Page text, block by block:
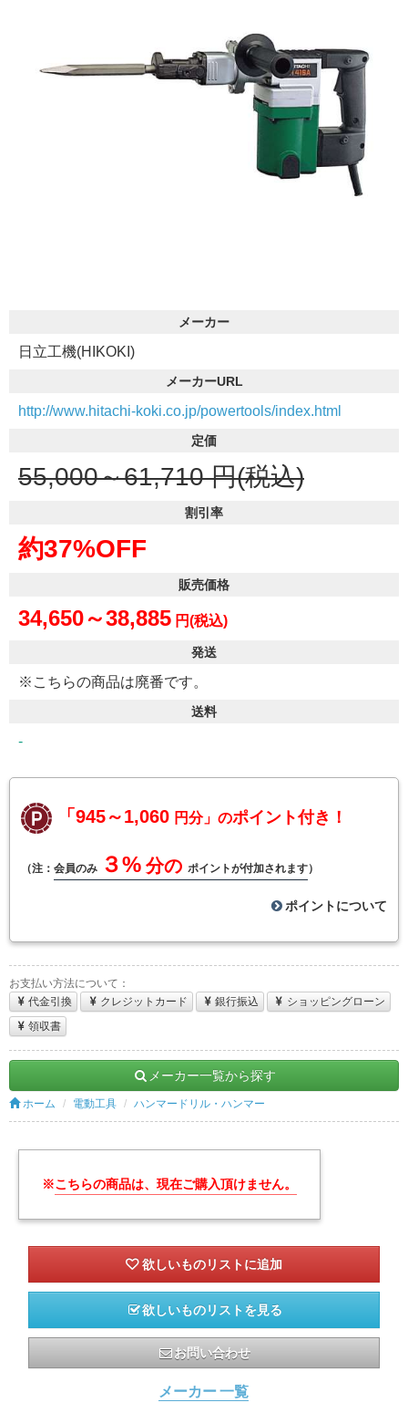
メーカー
日立工機(HIKOKI)
メーカーURL
http://www.hitachi-koki.co.jp/powertools/index.html
定価
55,000～61,710 円(税込)
割引率
約37%OFF
販売価格
34,650～38,885 円(税込)
発送
※こちらの商品は廃番です。
送料
-
「945～1,060 円分」のポイント付き！
（注： 会員のみ ３% 分の ポイントが付加されます）
ポイントについて
お支払い方法について：
代金引換
クレジットカード 銀行振込
ショッピングローン
領収書
メーカー一覧から探す
ホーム 電動工具 ハンマードリル・ハンマー
※こちらの商品は、現在ご購入頂けません。
欲しいものリストを見る
お問い合わせ
メーカー 一覧